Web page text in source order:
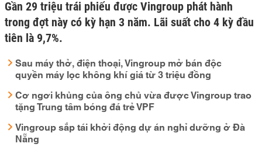
Gần 29 triệu trái phiếu được Vingroup phát hành
trong đợt này có kỳ hạn 3 năm. Lãi suất cho 4 kỳ đầu
tiên là 9,7%.
Sau máy thở, điện thoại, Vingroup mở bán độc
quyền máy lọc không khí giá từ 3 triệu đồng
Cơ ngơi khủng của ông chủ vừa được Vingroup trao
tặng Trung tâm bóng đá trẻ VPF
Vingroup sắp tái khởi động dự án nghỉ dưỡng ở Đà
Nẵng